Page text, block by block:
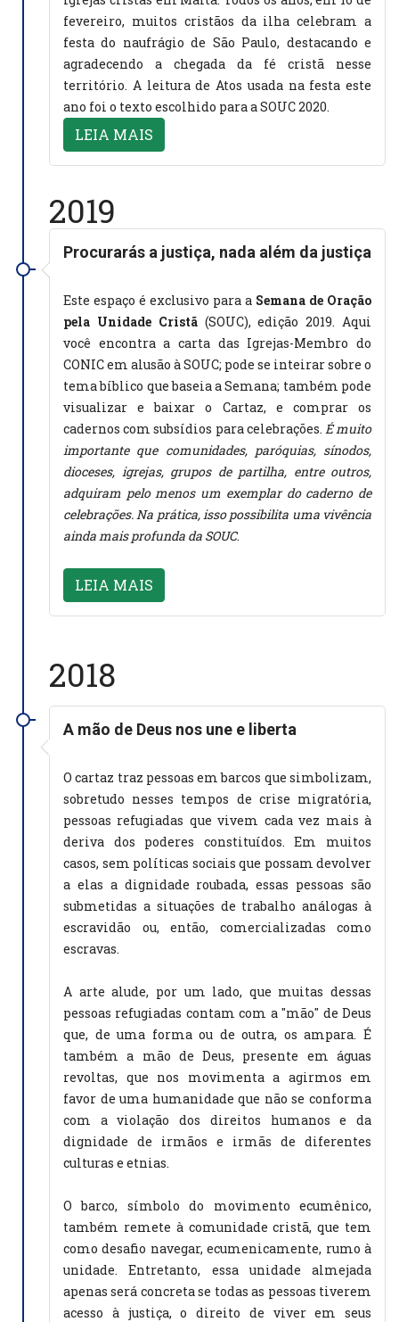
fevereiro, muitos cristãos da ilha celebram a
festa do naufrágio de São Paulo, destacando e
agradecendo a chegada da fé cristã nesse
território. A leitura de Atos usada na festa este
ano foi o texto escolhido para a SOUC 2020.
LEIA MAIS
2019
Procurarás a justiça, nada além da justiça
Este espaço é exclusivo para a Semana de Oração
pela Unidade Cristã(SOUC), edição 2019. Aqui
você encontra a carta das Igrejas-Membro do
CONIC em alusão à SOUC; pode se inteirar sobre o
tema bíblico que baseia a Semana; também pode
visualizar e baixar o Cartaz, e comprar os
cadernos com subsídios para celebrações. É muito
importante que comunidades, paróquias, sínodos,
dioceses, igrejas, grupos de partilha, entre outros,
adquiram pelo menos um exemplar do caderno de
celebrações. Na prática, isso possibilita uma vivência
ainda mais profunda da SOUC.
LEIA MAIS
2018
A mão de Deus nos une e liberta
O cartaz traz pessoas em barcos que simbolizam,
sobretudo nesses tempos de crise migratória,
pessoas refugiadas que vivem cada vez mais à
deriva dos poderes constituídos. Em muitos
casos, sem políticas sociais que possam devolver
a elas a dignidade roubada, essas pessoas são
submetidas a situações de trabalho análogas à
escravidão ou, então, comercializadas como
escravas.
A arte alude, por um lado, que muitas dessas
pessoas refugiadas contam com a "mão" de Deus
que, de uma forma ou de outra, os ampara. É
também a mão de Deus, presente em águas
revoltas, que nos movimenta a agirmos em
favor de uma humanidade que não se conforma
com a violação dos direitos humanos e da
dignidade de irmãos e irmãs de diferentes
culturas e etnias.
O barco, símbolo do movimento ecumênico,
também remete à comunidade cristã, que tem
como desafio navegar, ecumenicamente, rumo à
unidade. Entretanto, essa unidade almejada
apenas será concreta se todas as pessoas tiverem
acesso à justiça, o direito de viver em seus